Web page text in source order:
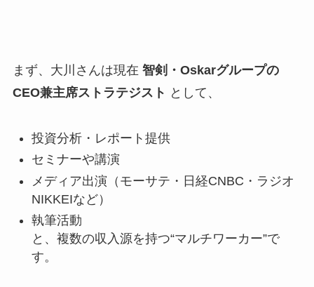
まず、大川さんは現在 智剣・Oskarグループの
CEO兼主席ストラテジスト として、
投資分析・レポート提供
セミナーや講演
メディア出演（モーサテ・日経CNBC・ラジオ
NIKKEIなど）
執筆活動
と、複数の収入源を持つ“マルチワーカー”で
す。